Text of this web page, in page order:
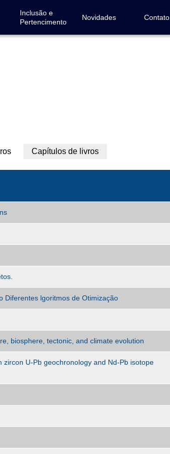
Inclusão e
Pertencimento
Novidades Contato
Capítulos de livros(aba
Diferentes lgoritmos de Otimização
biosphere, tectonic, and climate evolution
U-Pb geochronology and Nd-Pb isotope